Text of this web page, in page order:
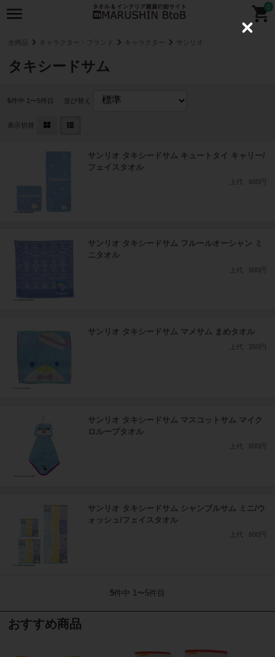
0
全商品 キャラクター・ブランド キャラクター サンリオ
タキシードサム
5件中 1〜5件目 並び替え
表示切替
サンリオ タキシードサム キュートタイ キャリー/
フェイスタオル
上代 600円
サンリオ タキシードサム フルールオーシャン ミ
ニタオル
上代 600円
サンリオ タキシードサム マメサム まめタオル
上代 350円
サンリオ タキシードサム マスコットサム マイク
ロループタオル
上代 600円
サンリオ タキシードサム シャンブルサム ミニ/ウ
ォッシュ/フェイスタオル
上代 600円
5件中 1〜5件目
おすすめ商品
C